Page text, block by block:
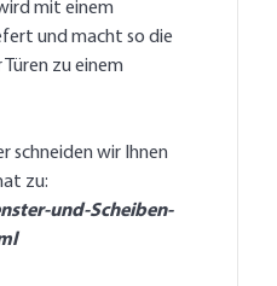
mit einem
und macht so die
zu einem
schneiden wir Ihnen
zu:
und-Scheiben-